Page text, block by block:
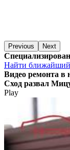
Previous Next
Найти ближайший
Видео ремонта в
Сход развал
Play